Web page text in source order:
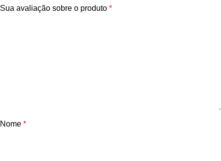
Sua avaliação sobre o produto *
Nome *